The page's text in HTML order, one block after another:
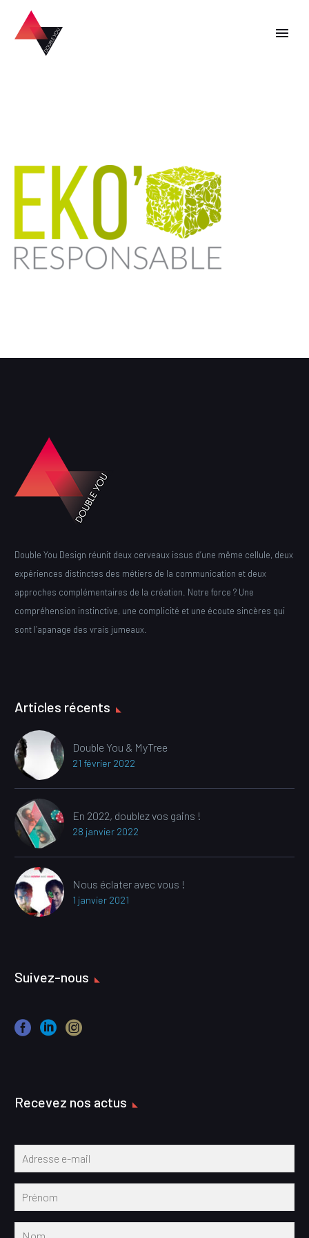
Double You Design réunit deux cerveaux issus d’une même cellule, deux
expériences distinctes des métiers de la communication et deux
approches complémentaires de la création. Notre force ? Une
compréhension instinctive, une complicité et une écoute sincères qui
sont l’apanage des vrais jumeaux.
Articles récents
Double You & MyTree
21 février 2022
En 2022, doublez vos gains !
28 janvier 2022
Nous éclater avec vous !
1 janvier 2021
Suivez-nous
Recevez nos actus